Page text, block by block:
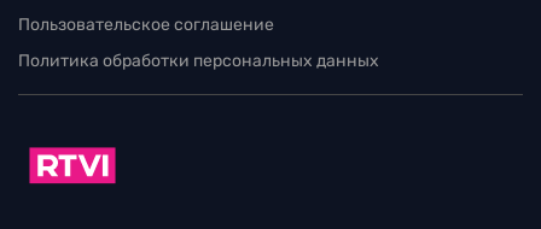
Пользовательское соглашение
Политика обработки персональных данных